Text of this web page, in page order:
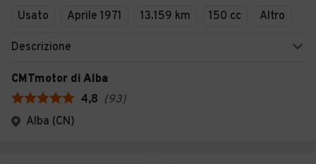
Usato Aprile 1971 13.159 km 150 cc Altro
Descrizione
CMTmotor di Alba
4,8 (93)
Alba (CN)